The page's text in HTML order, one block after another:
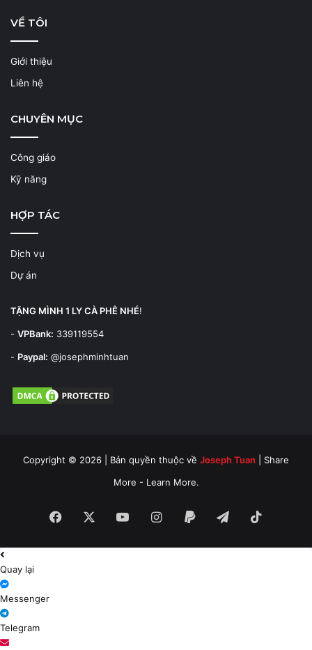
VỀ TÔI
Giới thiệu
Liên hệ
CHUYÊN MỤC
Công giáo
Kỹ năng
HỢP TÁC
Dịch vụ
Dự án
TẶNG MÌNH 1 LY CÀ PHÊ NHÉ!
- VPBank: 339119554
- Paypal: @josephminhtuan
Copyright © 2026 | Bản quyền thuộc về Joseph Tuan | Share
More - Learn More.
Facebook YouTubeInstagram
Paypal Telegram
Quay lại
Messenger
Telegram